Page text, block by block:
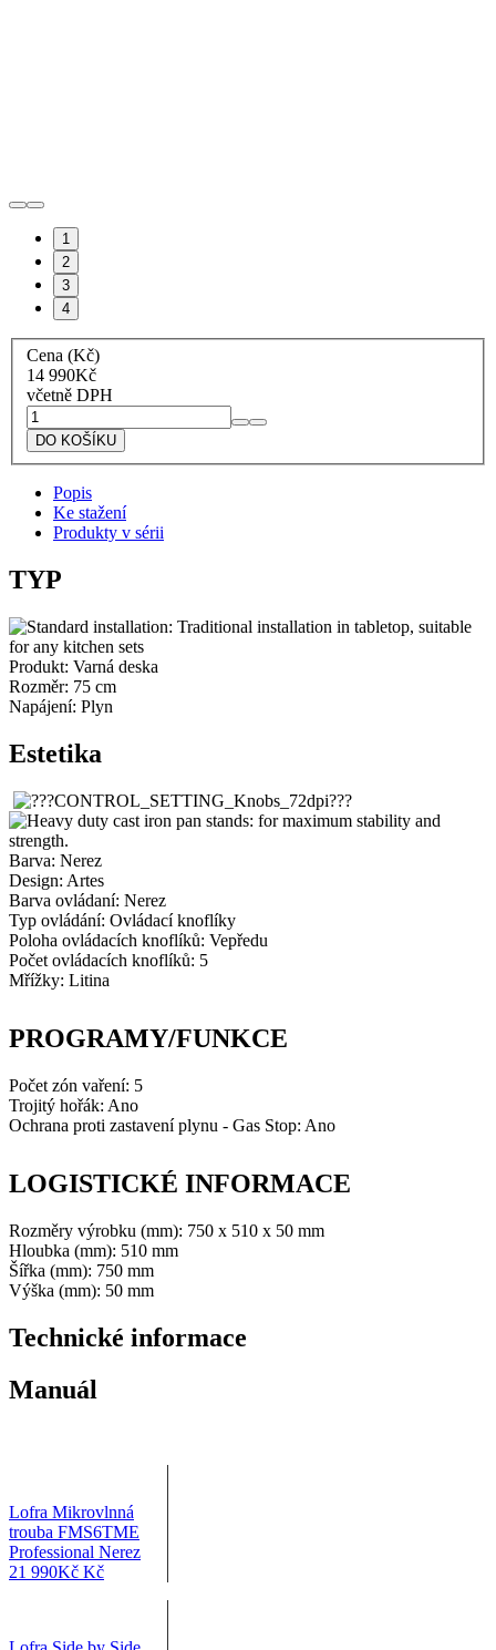
1
2
3
4
Cena (Kč)
14 990Kč
včetně DPH
Lofra
Plynová
varná
HDS7T0
Artes
nerezová
DO KOŠÍKU
Popis
Ke stažení
Produkty v sérii
TYP
Produkt: Varná deska
Rozměr: 75 cm
Napájení: Plyn
Estetika
Barva: Nerez
Design: Artes
Barva ovládaní: Nerez
Typ ovládání: Ovládací knoflíky
Poloha ovládacích knoflíků: Vepředu
Počet ovládacích knoflíků: 5
Mřížky: Litina
PROGRAMY/FUNKCE
Počet zón vaření: 5
Trojitý hořák: Ano
Ochrana proti zastavení plynu - Gas Stop: Ano
LOGISTICKÉ INFORMACE
Rozměry výrobku (mm): 750 x 510 x 50 mm
Hloubka (mm): 510 mm
Šířka (mm): 750 mm
Výška (mm): 50 mm
Technické informace
Manuál
Lofra Mikrovlnná
trouba FMS6TME
Professional Nerez
21 990Kč Kč